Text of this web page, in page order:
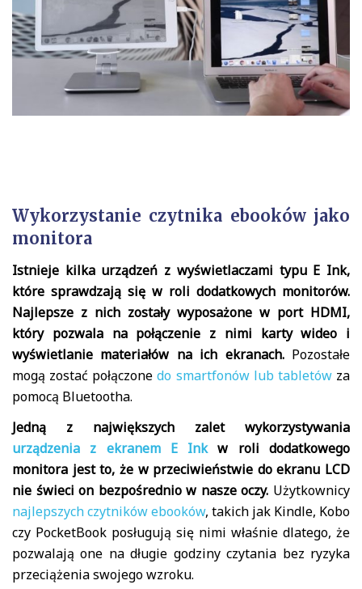
Wykorzystanie czytnika ebooków jako
monitora
Istnieje kilka urządzeń z wyświetlaczami typu E Ink,
które sprawdzają się w roli dodatkowych monitorów.
Najlepsze z nich zostały wyposażone w port HDMI,
który pozwala na połączenie z nimi karty wideo i
wyświetlanie materiałów na ich ekranach.Pozostałe
mogą zostać połączonedo smartfonów lub tabletówza
pomocą Bluetootha.
Jedną z największych zalet wykorzystywania
urządzenia z ekranem E Inkw roli dodatkowego
monitora jest to, że w przeciwieństwie do ekranu LCD
nie świeci on bezpośrednio w nasze oczy. Użytkownicy
najlepszych czytników ebooków, takich jak Kindle, Kobo
czy PocketBook posługują się nimi właśnie dlatego, że
pozwalają one na długie godziny czytania bez ryzyka
przeciążenia swojego wzroku.